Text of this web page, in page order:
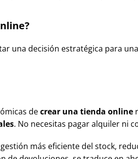
una decisión estratégica para
decrear una tienda online
. No necesitas pagar alquiler ni
más eficiente del stock,